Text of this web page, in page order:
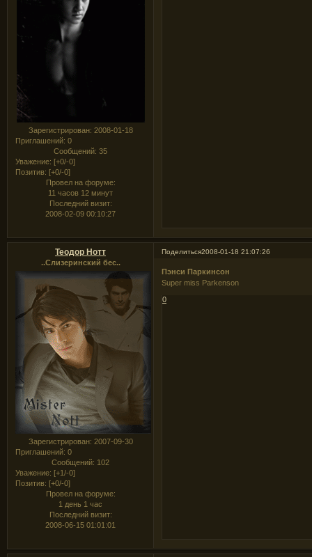
Зарегистрирован: 2008-01-18
Приглашений: 0
Сообщений: 35
Уважение: [+0/-0]
Позитив: [+0/-0]
Провел на форуме:
11 часов 12 минут
Последний визит:
2008-02-09 00:10:27
Поделиться2008-01-18 21:07:26
Теодор Нотт
..Слизеринский бес..
Зарегистрирован: 2007-09-30
Приглашений: 0
Сообщений: 102
Уважение: [+1/-0]
Позитив: [+0/-0]
Провел на форуме:
1 день 1 час
Последний визит:
2008-06-15 01:01:01
Пэнси Паркинсон
Super miss Parkenson
0